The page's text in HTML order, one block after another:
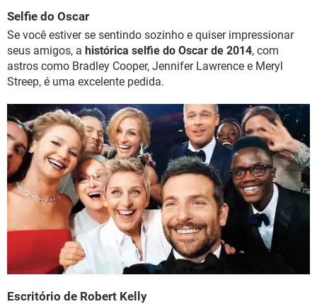
Selfie do Oscar
Se você estiver se sentindo sozinho e quiser impressionar
seus amigos, a histórica selfie do Oscar de 2014, com
astros como Bradley Cooper, Jennifer Lawrence e Meryl
Streep, é uma excelente pedida.
Escritório de Robert Kelly